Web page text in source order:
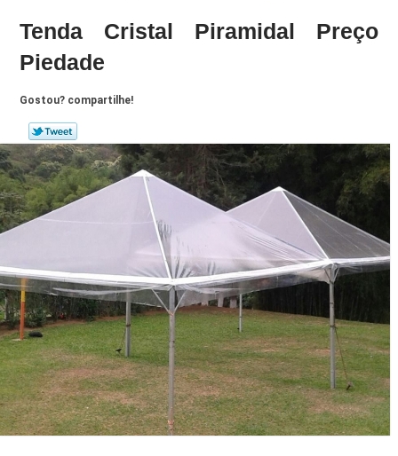
Tenda Cristal Piramidal Preço
Piedade
Gostou? compartilhe!